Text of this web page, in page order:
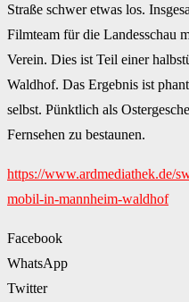
Straße schwer etwas los.
Filmteam für die Landesschau
Verein. Dies ist Teil einer
Waldhof. Das Ergebnis ist
selbst. Pünktlich als
Fernsehen zu bestaunen.
https://www.ardmediathek.de/
mobil-in-mannheim-waldhof
Facebook
WhatsApp
Twitter